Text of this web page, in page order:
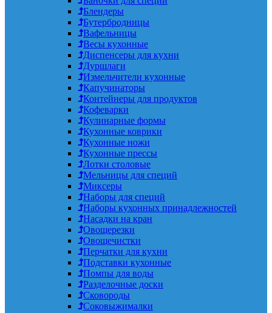
Блендеры
Бутербродницы
Вафельницы
Весы кухонные
Диспенсеры для кухни
Дуршлаги
Измельчители кухонные
Капучинаторы
Контейнеры для продуктов
Кофеварки
Кулинарные формы
Кухонные коврики
Кухонные ножи
Кухонные прессы
Лотки столовые
Мельницы для специй
Миксеры
Наборы для специй
Наборы кухонных принадлежностей
Насадки на кран
Овощерезки
Овощечистки
Перчатки для кухни
Подставки кухонные
Помпы для воды
Разделочные доски
Сковороды
Соковыжималки